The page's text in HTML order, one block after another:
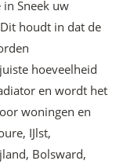
Sneek uw
houdt in dat de
hoeveelheid
en wordt het
woningen en
IJlst,
Bolsward,